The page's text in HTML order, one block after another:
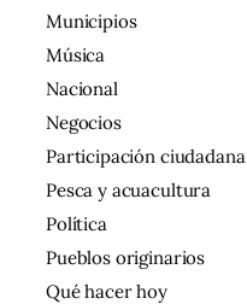
Municipios
Música
Nacional
Negocios
Participación ciudadana
Pesca y acuacultura
Política
Pueblos originarios
Qué hacer hoy